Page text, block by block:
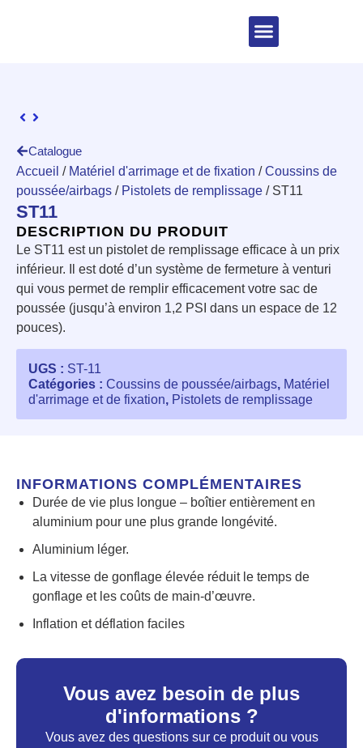
Catalogue
Accueil / Matériel d'arrimage et de fixation /Coussins de
poussée/airbags / Pistolets de remplissage / ST11
ST11
DESCRIPTION DU PRODUIT
Le ST11 est un pistolet de remplissage efficace à un prix
inférieur. Il est doté d’un système de fermeture à venturi
qui vous permet de remplir efficacement votre sac de
poussée (jusqu’à environ 1,2 PSI dans un espace de 12
pouces).
UGS : ST-11
Catégories : Coussins de poussée/airbags, Matériel
d'arrimage et de fixation, Pistolets de remplissage
Vous avez besoin de plus
d'informations ?
Vous avez des questions sur ce produit ou vous
INFORMATIONS COMPLÉMENTAIRES
Durée de vie plus longue – boîtier entièrement en
aluminium pour une plus grande longévité.
Aluminium léger.
La vitesse de gonflage élevée réduit le temps de
gonflage et les coûts de main-d’œuvre.
Inflation et déflation faciles